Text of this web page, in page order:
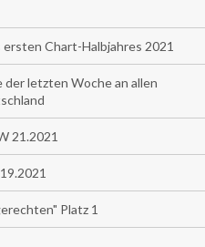
Chart-Halbjahres 2021
letzten Woche an allen
21.2021
Platz 1